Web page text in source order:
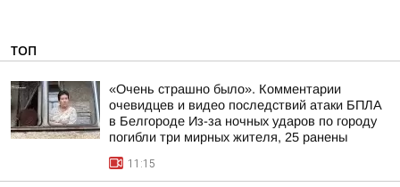
ТОП
«Очень страшно было». Комментарии
очевидцев и видео последствий атаки БПЛА
в Белгороде Из-за ночных ударов по городу
погибли три мирных жителя, 25 ранены
11:15